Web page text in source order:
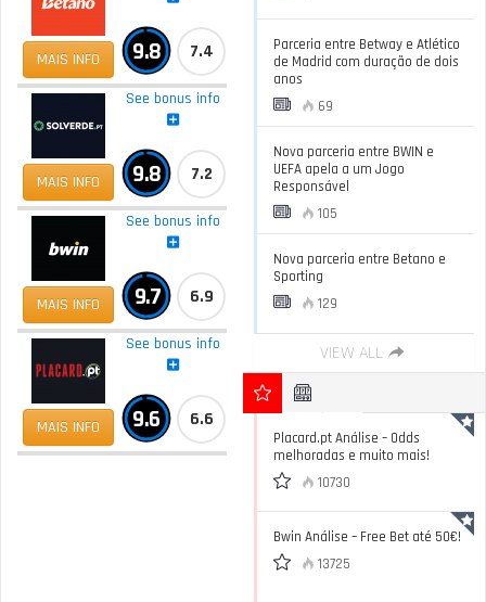
MAIS INFO 9.8 7.4
MAIS INFO
See bonus info
9.8 7.2
MAIS INFO
See bonus info
9.7 6.9
MAIS INFO
See bonus info
9.6 6.6
Parceria entre Betway e Atlético
de Madrid com duração de dois
anos
69
Nova parceria entre BWIN e
UEFA apela a um Jogo
Responsável
105
Nova parceria entre Betano e
Sporting
129
VIEW ALL
Placard.pt Análise – Odds
melhoradas e muito mais!
10730
Bwin Análise – Free Bet até 50€!
13725